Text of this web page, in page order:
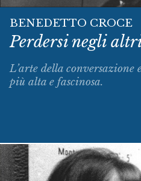
BENEDETTO CROCE
Perdersi negli altri
L’arte della conversazione
più alta e fascinosa.